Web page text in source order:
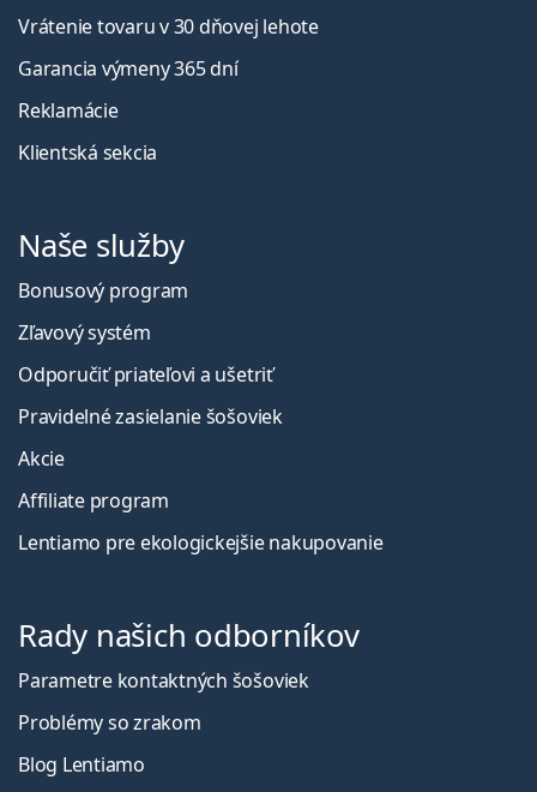
Vrátenie tovaru v 30 dňovej lehote
Garancia výmeny 365 dní
Reklamácie
Klientská sekcia
Naše služby
Bonusový program
Zľavový systém
Odporučiť priateľovi a ušetriť
Pravidelné zasielanie šošoviek
Akcie
Affiliate program
Lentiamo pre ekologickejšie nakupovanie
Rady našich odborníkov
Parametre kontaktných šošoviek
Problémy so zrakom
Blog Lentiamo